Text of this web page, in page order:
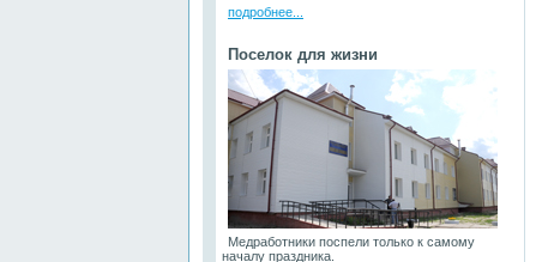
подробнее...
Поселок для жизни
Медработники поспели только к самому
началу праздника.